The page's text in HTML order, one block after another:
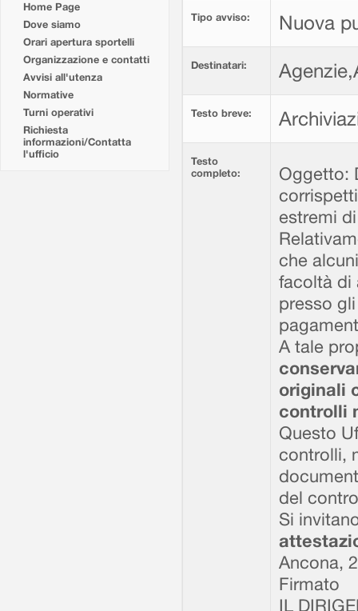
Home Page
Dove siamo
Orari apertura sportelli
Organizzazione e contatti
Avvisi all'utenza
Normative
Turni operativi
Richiesta
informazioni/Contatta
l'ufficio
Tipo avviso: Nuova
Destinatari:
Testo breve:
Testo
completo:
Oggetto:
estremi
che
facoltà di
presso
A tale
originali
controlli
Questo
controlli,
del
Si
Ancona,
Firmato
IL